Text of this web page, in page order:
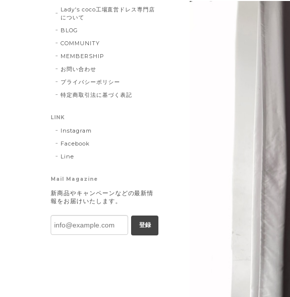
Lady's coco工場直営ドレス専門店
について
BLOG
COMMUNITY
MEMBERSHIP
お問い合わせ
プライバシーポリシー
特定商取引法に基づく表記
LINK
Instagram
Facebook
Line
Mail Magazine
新商品やキャンペーンなどの最新情
報をお届けいたします。
登録